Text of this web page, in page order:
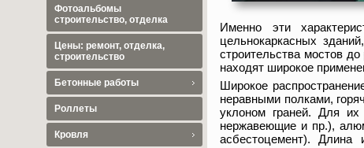
Именно эти
цельнокаркасных зданий,
строительства мостов
находят широкое
Широкое
неравными полками,
уклоном граней. Для их
нержавеющие и пр.),
асбестоцемент). Длина
Фотоальбомы
строительство, отделка
Цены: ремонт, отделка,
строительство
Бетонные работы
Роллеты
Кровля